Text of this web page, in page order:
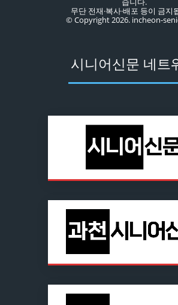
무단 전재·복사·배포 등이 금지
© Copyright 2026. incheon-
시니어신문 네트